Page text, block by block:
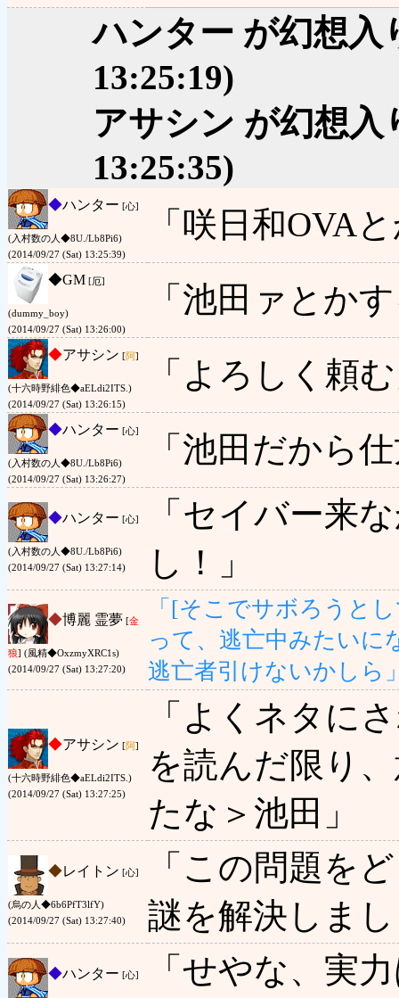
ハンター が幻想入
13:25:19)
アサシン が幻想入
13:25:35)
◆ハンター [心]
(入村数の人◆8U./Lb8Pi6)
(2014/09/27 (Sat) 13:25:39)
「咲日和OVA
◆GM [厄]
(dummy_boy)
(2014/09/27 (Sat) 13:26:00)
「池田ァとか
◆アサシン [阿]
(十六時野緋色◆aELdi2ITS.)
(2014/09/27 (Sat) 13:26:15)
「よろしく頼
◆ハンター [心]
(入村数の人◆8U./Lb8Pi6)
(2014/09/27 (Sat) 13:26:27)
「池田だから
◆ハンター [心]
(入村数の人◆8U./Lb8Pi6)
(2014/09/27 (Sat) 13:27:14)
「セイバー来
し！」
◆博麗 霊夢 [金
狼] (風精◆OxzmyXRC1s)
(2014/09/27 (Sat) 13:27:20)
「[そこでサボろうと
って、逃亡中みたいに
逃亡者引けないかしら
◆アサシン [阿]
(十六時野緋色◆aELdi2ITS.)
(2014/09/27 (Sat) 13:27:25)
「よくネタに
を読んだ限り
たな＞池田」
◆レイトン [心]
(烏の人◆6b6PfT3lfY)
(2014/09/27 (Sat) 13:27:40)
「この問題を
謎を解決しま
◆ハンター [心]
「せやな、実